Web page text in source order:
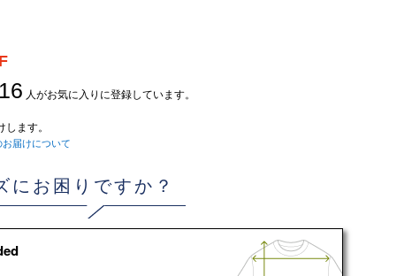
16 人がお気に入りに登録しています。
します。
お届けについて
にお困りですか？